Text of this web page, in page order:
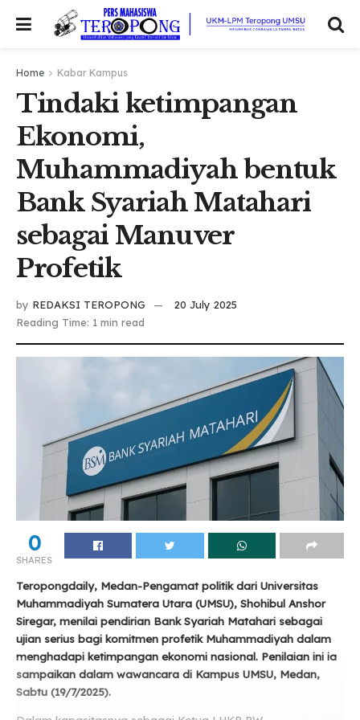
Home Kabar Kampus
Tindaki ketimpangan
Ekonomi,
Muhammadiyah bentuk
Bank Syariah Matahari
sebagai Manuver
Profetik
by REDAKSI TEROPONG
20 July 2025
Reading Time: 1 min read
0
SHARES
Teropongdaily, Medan-Pengamat politik dari Universitas
Muhammadiyah Sumatera Utara (UMSU), Shohibul Anshor
Siregar, menilai pendirian Bank Syariah Matahari sebagai
ujian serius bagi komitmen profetik Muhammadiyah dalam
menghadapi ketimpangan ekonomi nasional. Penilaian ini ia
sampaikan dalam wawancara di Kampus UMSU, Medan,
Sabtu (19/7/2025).